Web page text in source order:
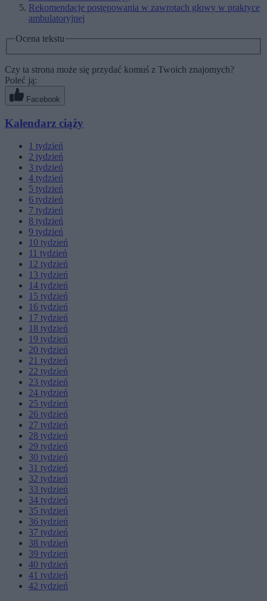
Rekomendacje postępowania w zawrotach głowy w praktyce
ambulatoryjnej
Ocena tekstu
Czy ta strona może się przydać komuś z Twoich znajomych?
Poleć ją:
Facebook
Kalendarz ciąży
1 tydzień
2 tydzień
3 tydzień
4 tydzień
5 tydzień
6 tydzień
7 tydzień
8 tydzień
9 tydzień
10 tydzień
11 tydzień
12 tydzień
13 tydzień
14 tydzień
15 tydzień
16 tydzień
17 tydzień
18 tydzień
19 tydzień
20 tydzień
21 tydzień
22 tydzień
23 tydzień
24 tydzień
25 tydzień
26 tydzień
27 tydzień
28 tydzień
29 tydzień
30 tydzień
31 tydzień
32 tydzień
33 tydzień
34 tydzień
35 tydzień
36 tydzień
37 tydzień
38 tydzień
39 tydzień
40 tydzień
41 tydzień
42 tydzień